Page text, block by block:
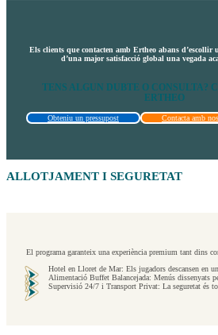
Els clients que contacten amb Ertheo abans d’escollir
d’una major satisfacció global una vegada
TENS ALGUN DUBTE O CONSULTA?
ERTHEO
Obteniu un pressupost Contacta amb
ALLOTJAMENT I SEGURETAT
El programa garanteix una experiència premium tant dins
Hotel en Lloret de Mar: Els jugadors descansen en
Alimentació Buffet Balancejada: Menús dissenyats
Supervisió 24/7 i Transport Privat: La seguretat és